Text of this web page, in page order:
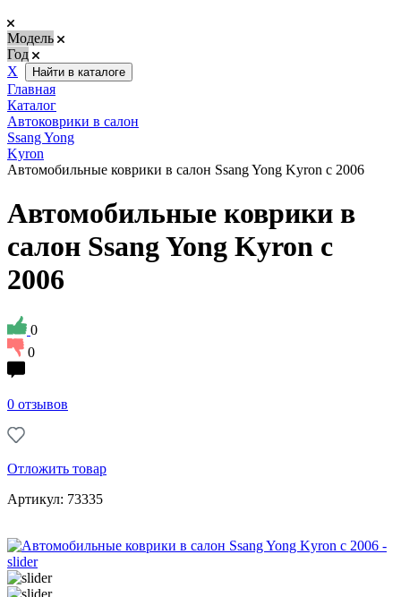
Модель
Год
Х
Найти в каталоге
Главная
Каталог
Автоковрики в салон
Ssang Yong
Kyron
Автомобильные коврики в салон Ssang Yong Kyron с 2006
Автомобильные коврики в
салон Ssang Yong Kyron с
2006
0
0
0 отзывов
Отложить товар
Артикул: 73335